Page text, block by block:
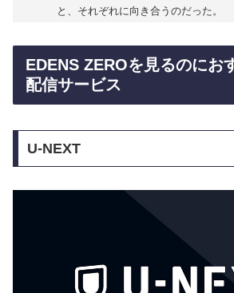
と、それぞれに向き合うのだった。
EDENS ZEROを見るのにお
配信サービス
U-NEXT